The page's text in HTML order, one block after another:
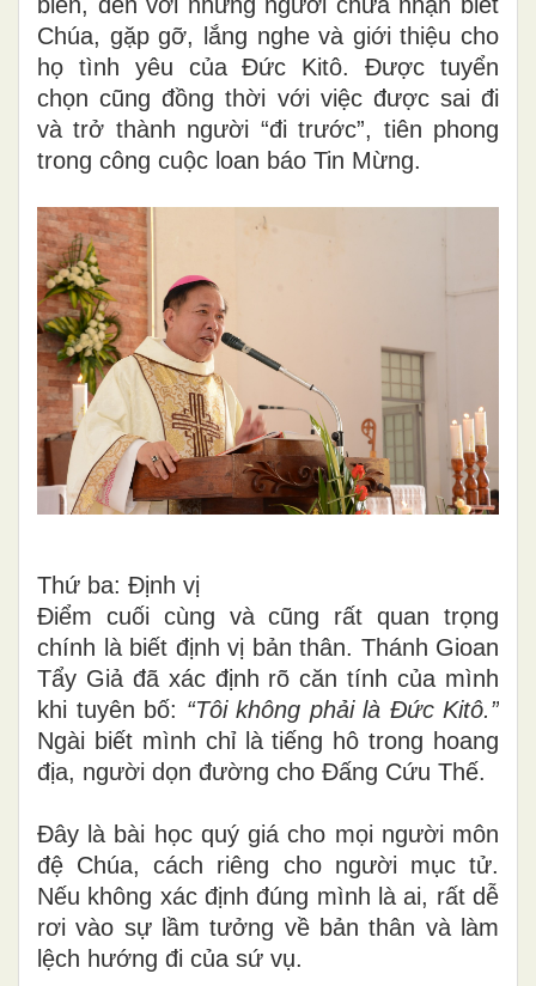
Chúa, gặp gỡ, lắng nghe và giới thiệu cho
họ tình yêu của Đức Kitô. Được tuyển
chọn cũng đồng thời với việc được sai đi
và trở thành người “đi trước”, tiên phong
trong công cuộc loan báo Tin Mừng.
Thứ ba: Định vị
Điểm cuối cùng và cũng rất quan trọng
chính là biết định vị bản thân. Thánh Gioan
Tẩy Giả đã xác định rõ căn tính của mình
khi tuyên bố: “Tôi không phải là Đức Kitô.”
Ngài biết mình chỉ là tiếng hô trong hoang
địa, người dọn đường cho Đấng Cứu Thế.
Đây là bài học quý giá cho mọi người môn
đệ Chúa, cách riêng cho người mục tử.
Nếu không xác định đúng mình là ai, rất dễ
rơi vào sự lầm tưởng về bản thân và làm
lệch hướng đi của sứ vụ.